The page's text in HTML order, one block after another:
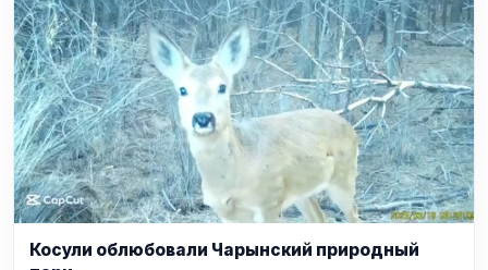
Косули облюбовали Чарынский природный